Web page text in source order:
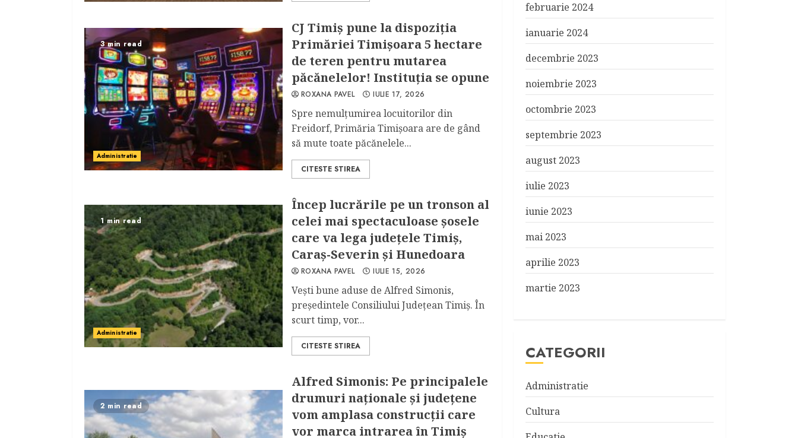
3 min read
Administratie
CJ Timiş pune la dispoziția
Primăriei Timișoara 5 hectare
de teren pentru mutarea
păcănelelor! Instituţia se opune
ROXANA PAVEL IULIE 17, 2026
Spre nemulţumirea locuitorilor din
Freidorf, Primăria Timişoara are de gând
să mute toate păcănelele...
CITESTE STIREA
1 min read
Administratie
Încep lucrările pe un tronson al
celei mai spectaculoase şosele
care va lega judeţele Timiş,
Caraş-Severin şi Hunedoara
ROXANA PAVEL IULIE 15, 2026
Veşti bune aduse de Alfred Simonis,
preşedintele Consiliului Judeţean Timiş. În
scurt timp, vor...
CITESTE STIREA
2 min read
Alfred Simonis: Pe principalele
drumuri naționale și județene
vom amplasa construcții care
vor marca intrarea în Timiș
februarie 2024
ianuarie 2024
decembrie 2023
noiembrie 2023
octombrie 2023
septembrie 2023
august 2023
iulie 2023
iunie 2023
mai 2023
aprilie 2023
martie 2023
CATEGORII
Administratie
Cultura